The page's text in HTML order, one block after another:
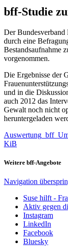
bff-Studie
Der Bundesverband
durch eine
Bestandsaufnahme
vorgenommen.
Die Ergebnisse der
und in die
auch 2012 das
Gewalt noch nicht
heruntergeladen
KiB
Weitere bff-Angebote
Navigation
Suse hilft -
Aktiv gegen
Instagram
LinkedIn
Facebook
Bluesky